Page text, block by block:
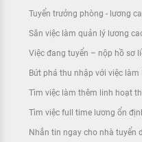
Tuyển trưởng phòng - lương
Săn việc làm quản lý lương
Việc đang tuyển – nộp hồ sơ
Bứt phá thu nhập với việc làm
Tìm việc làm thêm linh hoạt
Tìm việc full time lương ổn
Nhắn tin ngay cho nhà tuyển